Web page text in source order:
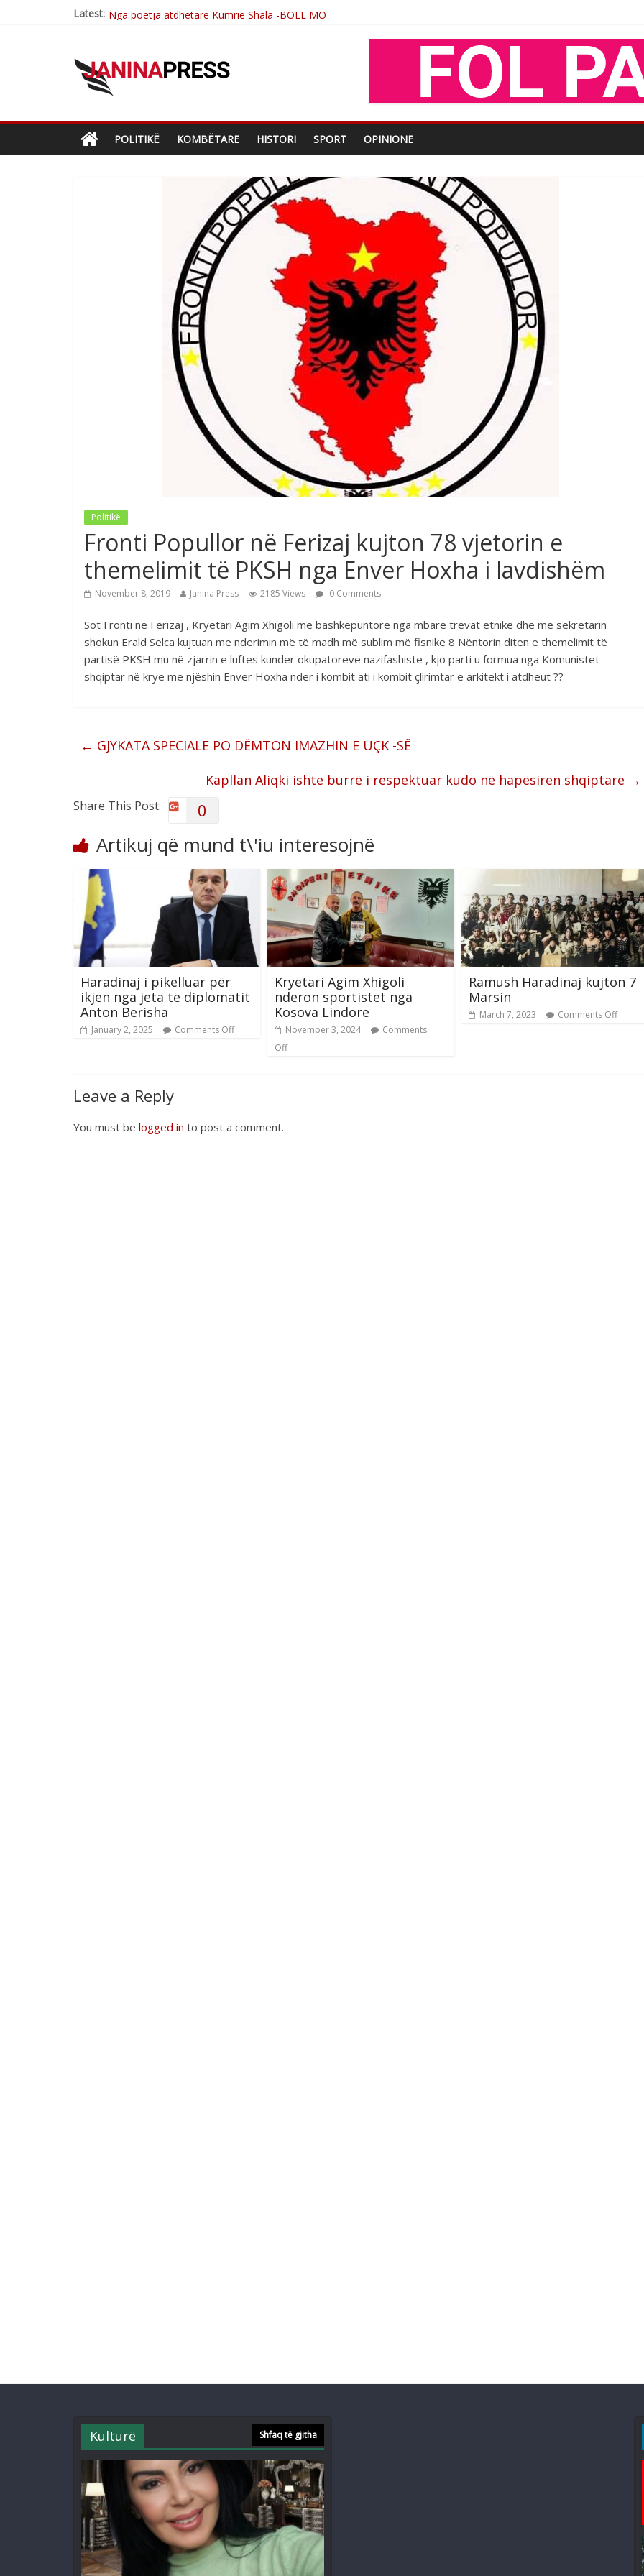
Latest: Nga poetja atdhetare Kumrie Shala -BOLL MO
Çlirimtari Mentor Mushkolaj nderohet me mirenjohje nga Xhevdet Qeriqi Dega e invalidëve në Fushë Kosovë
Postim me vlera nga artistja e mirëfilltë Mimoza Gjoni
POLITIKË KOMBËTARE HISTORI SPORT OPINIONE
Politikë
Fronti Popullor në Ferizaj kujton 78 vjetorin e
themelimit të PKSH nga Enver Hoxha i lavdishëm
November 8, 2019 Janina Press 2185 Views 0 Comments
Sot Fronti në Ferizaj , Kryetari Agim Xhigoli me bashkëpuntorë nga mbarë trevat etnike dhe me sekretarin
shokun Erald Selca kujtuan me nderimin më të madh më sublim më fisnikë 8 Nëntorin diten e themelimit të
partisë PKSH mu në zjarrin e luftes kunder okupatoreve nazifashiste , kjo parti u formua nga Komunistet
shqiptar në krye me njëshin Enver Hoxha nder i kombit ati i kombit çlirimtar e arkitekt i atdheut ??
← GJYKATA SPECIALE PO DËMTON IMAZHIN E UÇK -SË
Kapllan Aliqki ishte burrë i respektuar kudo në hapësiren shqiptare →
Share This Post: 0
Artikuj që mund t\'iu interesojnë
Haradinaj i pikëlluar për
ikjen nga jeta të diplomatit
Anton Berisha
January 2, 2025 Comments Off
Kryetari Agim Xhigoli
nderon sportistet nga
Kosova Lindore
November 3, 2024
Comments
Off
Ramush Haradinaj kujton 7
Marsin
March 7, 2023 Comments Off
Leave a Reply
You must be logged in to post a comment.
Kulturë Shfaq të gjitha